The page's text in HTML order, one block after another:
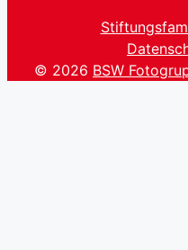
© 2026 BSW